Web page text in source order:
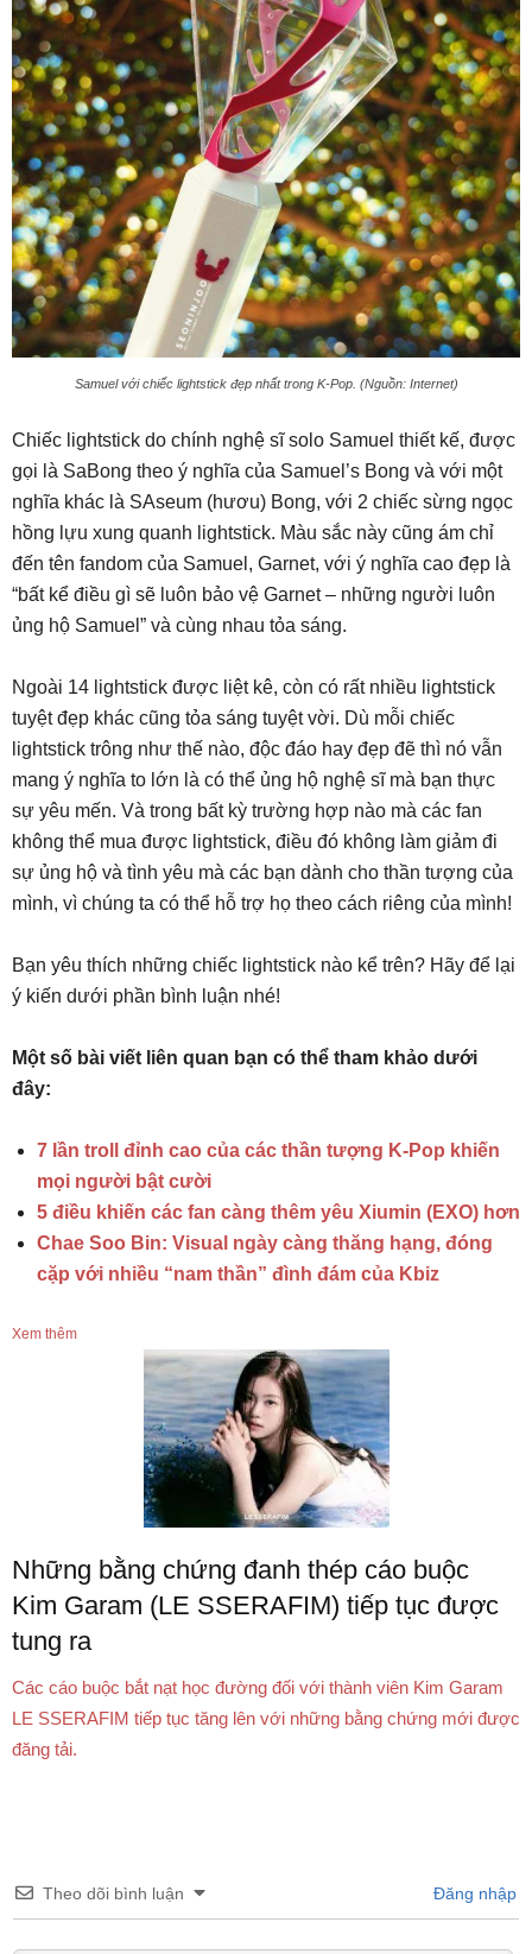
Samuel với chiếc lightstick đẹp nhất trong K-Pop. (Nguồn: Internet)
Chiếc lightstick do chính nghệ sĩ solo Samuel thiết kế, được
gọi là SaBong theo ý nghĩa của Samuel’s Bong và với một
nghĩa khác là SAseum (hươu) Bong, với 2 chiếc sừng ngọc
hồng lựu xung quanh lightstick. Màu sắc này cũng ám chỉ
đến tên fandom của Samuel, Garnet, với ý nghĩa cao đẹp là
“bất kể điều gì sẽ luôn bảo vệ Garnet – những người luôn
ủng hộ Samuel” và cùng nhau tỏa sáng.
Ngoài 14 lightstick được liệt kê, còn có rất nhiều lightstick
tuyệt đẹp khác cũng tỏa sáng tuyệt vời. Dù mỗi chiếc
lightstick trông như thế nào, độc đáo hay đẹp đẽ thì nó vẫn
mang ý nghĩa to lớn là có thể ủng hộ nghệ sĩ mà bạn thực
sự yêu mến. Và trong bất kỳ trường hợp nào mà các fan
không thể mua được lightstick, điều đó không làm giảm đi
sự ủng hộ và tình yêu mà các bạn dành cho thần tượng của
mình, vì chúng ta có thể hỗ trợ họ theo cách riêng của mình!
Bạn yêu thích những chiếc lightstick nào kể trên? Hãy để lại
ý kiến dưới phần bình luận nhé!
Một số bài viết liên quan bạn có thể tham khảo dưới
đây:
7 lần troll đỉnh cao của các thần tượng K-Pop khiến
mọi người bật cười
5 điều khiến các fan càng thêm yêu Xiumin (EXO) hơn
Chae Soo Bin: Visual ngày càng thăng hạng, đóng
cặp với nhiều “nam thần” đình đám của Kbiz
Xem thêm
Những bằng chứng đanh thép cáo buộc
Kim Garam (LE SSERAFIM) tiếp tục được
tung ra
Các cáo buộc bắt nạt học đường đối với thành viên Kim Garam
LE SSERAFIM tiếp tục tăng lên với những bằng chứng mới được
đăng tải.
Theo dõi bình luận Đăng nhập